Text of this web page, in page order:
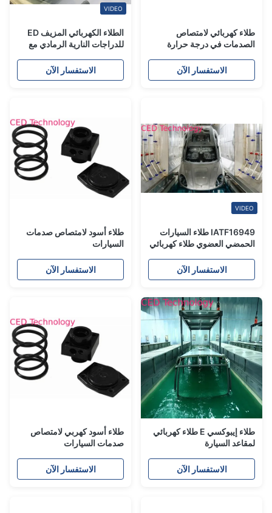
طلاء كهربائي لامتصاص
الصدمات في درجة حرارة
الاستفسار الآن
VIDEO
الطلاء الكهربائي المزيف ED
للدراجات النارية الرمادي مع
البلاستيكالاستفسار الآن
VIDEO
IATF16949 طلاء السيارات
الحمضي العضوي طلاء كهربائي
الاستفسار الآن
طلاء أسود لامتصاص صدمات
السيارات
الاستفسار الآن
طلاء إيبوكسي E طلاء كهربائي
لمقاعد السيارة
الاستفسار الآن
طلاء أسود كهربي لامتصاص
صدمات السيارات
الاستفسار الآن